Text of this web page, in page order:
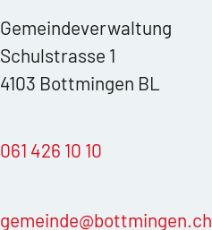
Gemeindeverwaltung
Schulstrasse 1
4103 Bottmingen BL
061 426 10 10
g m nd b ttm ng n ch